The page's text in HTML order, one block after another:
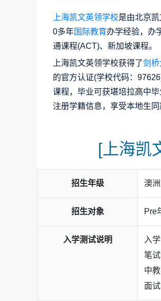
上海凯文英领学校是由北京
0多年国际教育办学经验，办
通课程(ACT)、新加坡课程。
上海凯文英领学校获得了剑
的官方认证(学校代码：
课程，毕业可获堪培拉高中
注册学籍信息，享受本地生同
100%毕业生排名全澳洲
连续6年收获澳洲排名前
律、信息技术、 医学、
[上海凯
招生年级 澳
招生对象 Pre
入学测试说明
入
笔
中
面